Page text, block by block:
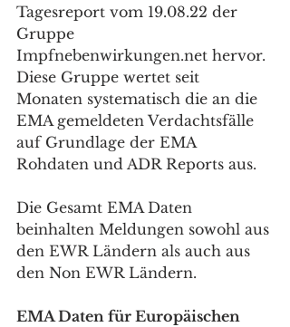
Tagesreport vom 19.08.22 der
Gruppe
Impfnebenwirkungen.net hervor.
Diese Gruppe wertet seit
Monaten systematisch die an die
EMA gemeldeten Verdachtsfälle
auf Grundlage der EMA
Rohdaten und ADR Reports aus.
Die Gesamt EMA Daten
beinhalten Meldungen sowohl aus
den EWR Ländern als auch aus
den Non EWR Ländern.
EMA Daten für Europäischen